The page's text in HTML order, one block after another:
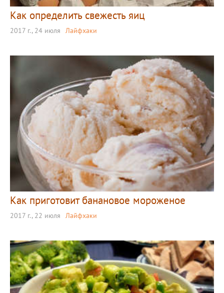
Как определить свежесть яиц
2017 г., 24 июля Лайфхаки
Как приготовит банановое мороженое
2017 г., 22 июля Лайфхаки